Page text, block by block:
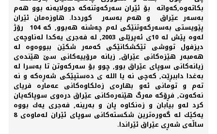
بكاتەوە,كەواتە بۆ ئێران سەركەوتنەكە دوولایەنە بوو هەم
بەسەر عێراق و هەم بەسەر كورددا. هاوزەمان ئێران
پێویستی بەسەركەوتنێكی لەم چەشنە هەبوو, كە 104 رۆژ
لەوە پێش لە 10ی ئەپرێلی 2003, لە فەجری یەكدا لەناوچەی
دیزفول تووشی تێكشكانێكی كەمەر شكێن ببووەوە لە
هەمبەر هێزەكانی عێراق, زیانە مرۆییەكانی سێ هێندەی
زیانەكانی سوپای عێراق بوو, چوو بۆ سەركەوتن تا بەسرا لە
بەغدا داببڕێت, كەچی نە یا اللە ی دەستپێكی شەڕەكە و نە
تەم و تومانی ئەو بهارەی زەلكاوەكانی عەمارە فریای
نەكەوت, فڕۆكە مەرگ هێنەرەكانی عێراق درەوی سوپاكەیان
كرد لەو بیابان و زەنكاوە پان و بەرینە, فەجری یەك بووە
یەكێك لە گەورەترین شكستەكانی سوپای ئێران لەماوەی 8
ساڵەی شەڕی عێراق ئێراندا.